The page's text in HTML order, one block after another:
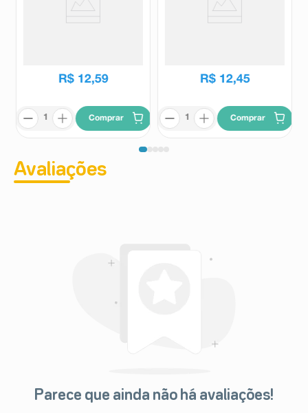
R$ 12,59
Comprar
R$ 12,45
Comprar
Avaliações
Parece que ainda não há avaliações!